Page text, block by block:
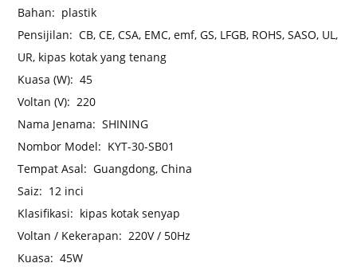
Bahan: plastik
Pensijilan: CB, CE, CSA, EMC, emf, GS, LFGB, ROHS, SASO, UL,
UR, kipas kotak yang tenang
Kuasa (W): 45
Voltan (V): 220
Nama Jenama: SHINING
Nombor Model: KYT-30-SB01
Tempat Asal: Guangdong, China
Saiz: 12 inci
Klasifikasi: kipas kotak senyap
Voltan / Kekerapan: 220V / 50Hz
Kuasa: 45W